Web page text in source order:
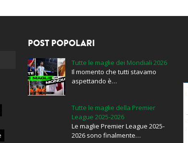
POST POPOLARI
Tutte le maglie dei Mondiali 2026
Il momento che tutti stavamo
aspettando è…
Tutte le maglie della Premier
League 2025-2026
Le maglie Premier League 2025-
2026 sono finalmente…